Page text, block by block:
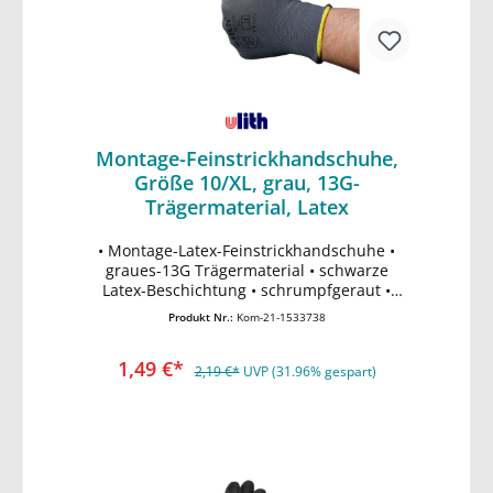
Montage-Feinstrickhandschuhe,
Größe 10/XL, grau, 13G-
Trägermaterial, Latex
• Montage-Latex-Feinstrickhandschuhe •
graues-13G Trägermaterial • schwarze
Latex-Beschichtung • schrumpfgeraut •
ergonomische Passform • EN388 Schutz vor
Produkt Nr.: Kom-21-1533738
1,49 €* 2,19 €* UVP (31.96% gespart)
In den Warenkorb